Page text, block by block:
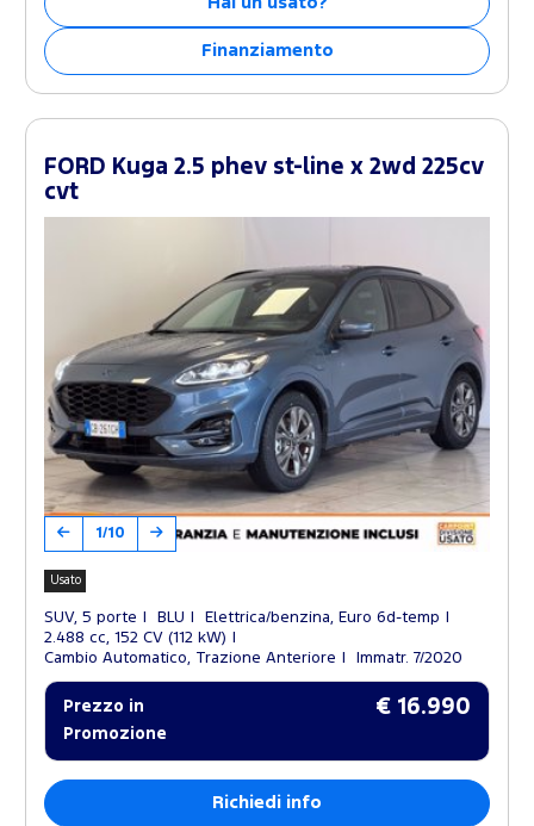
Hai un usato?
Finanziamento
FORD Kuga 2.5 phev st-line x 2wd 225cv
cvt
1/10
Usato
SUV, 5 porte BLU
Elettrica/benzina, Euro 6d-temp
2.488 cc, 152 CV (112 kW)
Cambio Automatico, Trazione Anteriore
Immatr. 7/2020
Prezzo in
Promozione
€ 16.990
Richiedi info